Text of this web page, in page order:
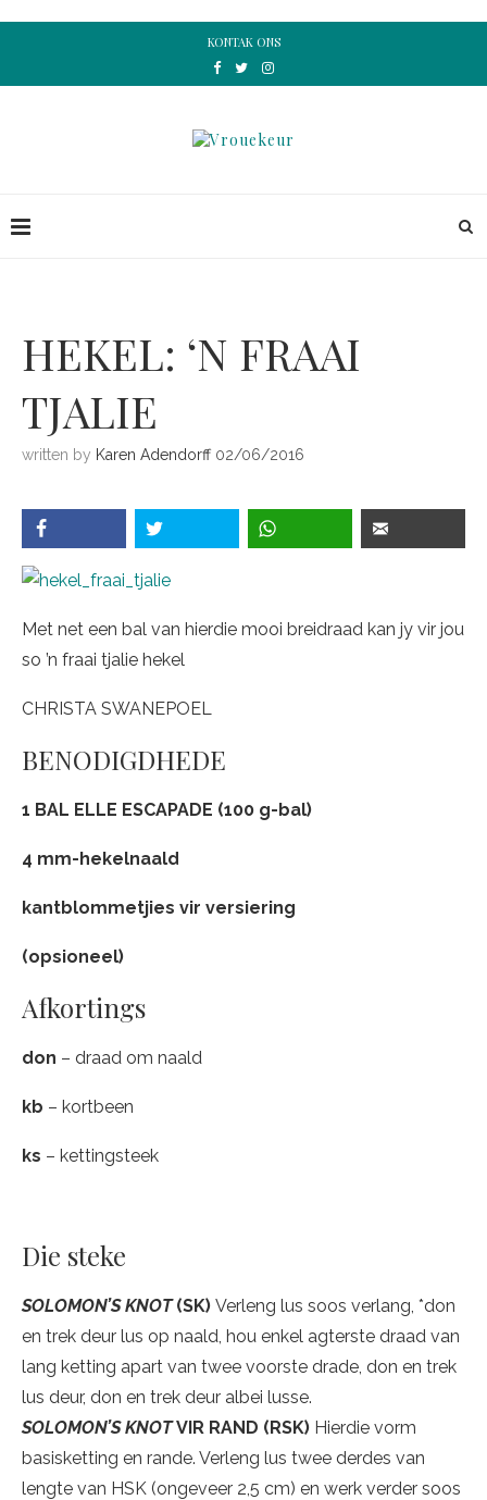
KONTAK ONS
HEKEL: ‘N FRAAI
TJALIE
written by Karen Adendorff 02/06/2016
Met net een bal van hierdie mooi breidraad kan jy vir jou
so ’n fraai tjalie hekel
CHRISTA SWANEPOEL
BENODIGDHEDE
1 BAL ELLE ESCAPADE (100 g-bal)
4 mm-hekelnaald
kantblommetjies vir versiering
(opsioneel)
Afkortings
don – draad om naald
kb – kortbeen
ks – kettingsteek
Die steke
SOLOMON’S KNOT(SK) Verleng lus soos verlang, *don
en trek deur lus op naald, hou enkel agterste draad van
lang ketting apart van twee voorste drade, don en trek
lus deur, don en trek deur albei lusse.
SOLOMON’S KNOTVIR RAND (RSK) Hierdie vorm
basisketting en rande. Verleng lus twee derdes van
lengte van HSK (ongeveer 2,5 cm) en werk verder soos